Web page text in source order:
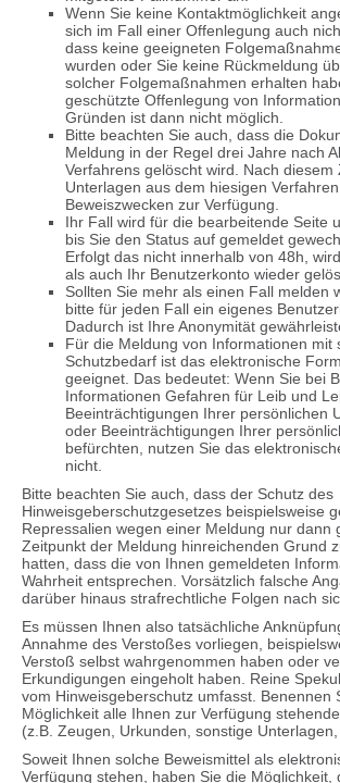
Wenn Sie keine Kontaktmöglichkeit
sich im Fall einer Offenlegung auch
dass keine geeigneten
wurden oder Sie keine Rückmeldung
solcher Folgemaßnahmen erhalten
geschützte Offenlegung von
Gründen ist dann nicht möglich.
Bitte beachten Sie auch, dass die
Meldung in der Regel drei Jahre nach
Verfahrens gelöscht wird. Nach diesem
Unterlagen aus dem hiesigen
Beweiszwecken zur Verfügung.
Ihr Fall wird für die bearbeitende Seite
bis Sie den Status auf gemeldet
Erfolgt das nicht innerhalb von 48h,
als auch Ihr Benutzerkonto wieder
Sollten Sie mehr als einen Fall melden
bitte für jeden Fall ein eigenes
Dadurch ist Ihre Anonymität
Für die Meldung von Informationen mit
Schutzbedarf ist das elektronische
geeignet. Das bedeutet: Wenn Sie bei
Informationen Gefahren für Leib und
Beeinträchtigungen Ihrer persönlichen
oder Beeinträchtigungen Ihrer
befürchten, nutzen Sie das
nicht.
Bitte beachten Sie auch, dass der Schutz des
Hinweisgeberschutzgesetzes beispielsweise
Repressalien wegen einer Meldung nur dann
Zeitpunkt der Meldung hinreichenden Grund
hatten, dass die von Ihnen gemeldeten
Wahrheit entsprechen. Vorsätzlich falsche
darüber hinaus strafrechtliche Folgen nach
Es müssen Ihnen also tatsächliche
Annahme des Verstoßes vorliegen,
Verstoß selbst wahrgenommen haben oder
Erkundigungen eingeholt haben. Reine
vom Hinweisgeberschutz umfasst. Benennen
Möglichkeit alle Ihnen zur Verfügung
(z.B. Zeugen, Urkunden, sonstige
Soweit Ihnen solche Beweismittel als
Verfügung stehen, haben Sie die Möglichkeit,